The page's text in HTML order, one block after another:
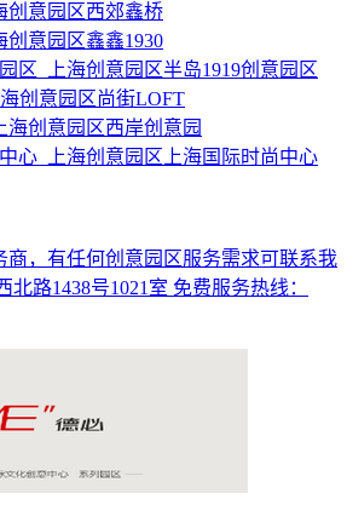
西郊鑫桥
鑫鑫1930
半岛1919创意园区
尚街LOFT
西岸创意园
上海国际时尚中心
商，有任何创意园区服务需求可联系我
路1438号1021室 免费服务热线：